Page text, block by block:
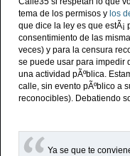
tema de los permisos y los
que dice la ley es que estÃ¡
consentimiento de las
veces) y para la censura
se puede usar para impedir
una actividad pÃºblica.
calle, sin evento pÃºblico a
reconocibles). Debatiendo
Ya se que te